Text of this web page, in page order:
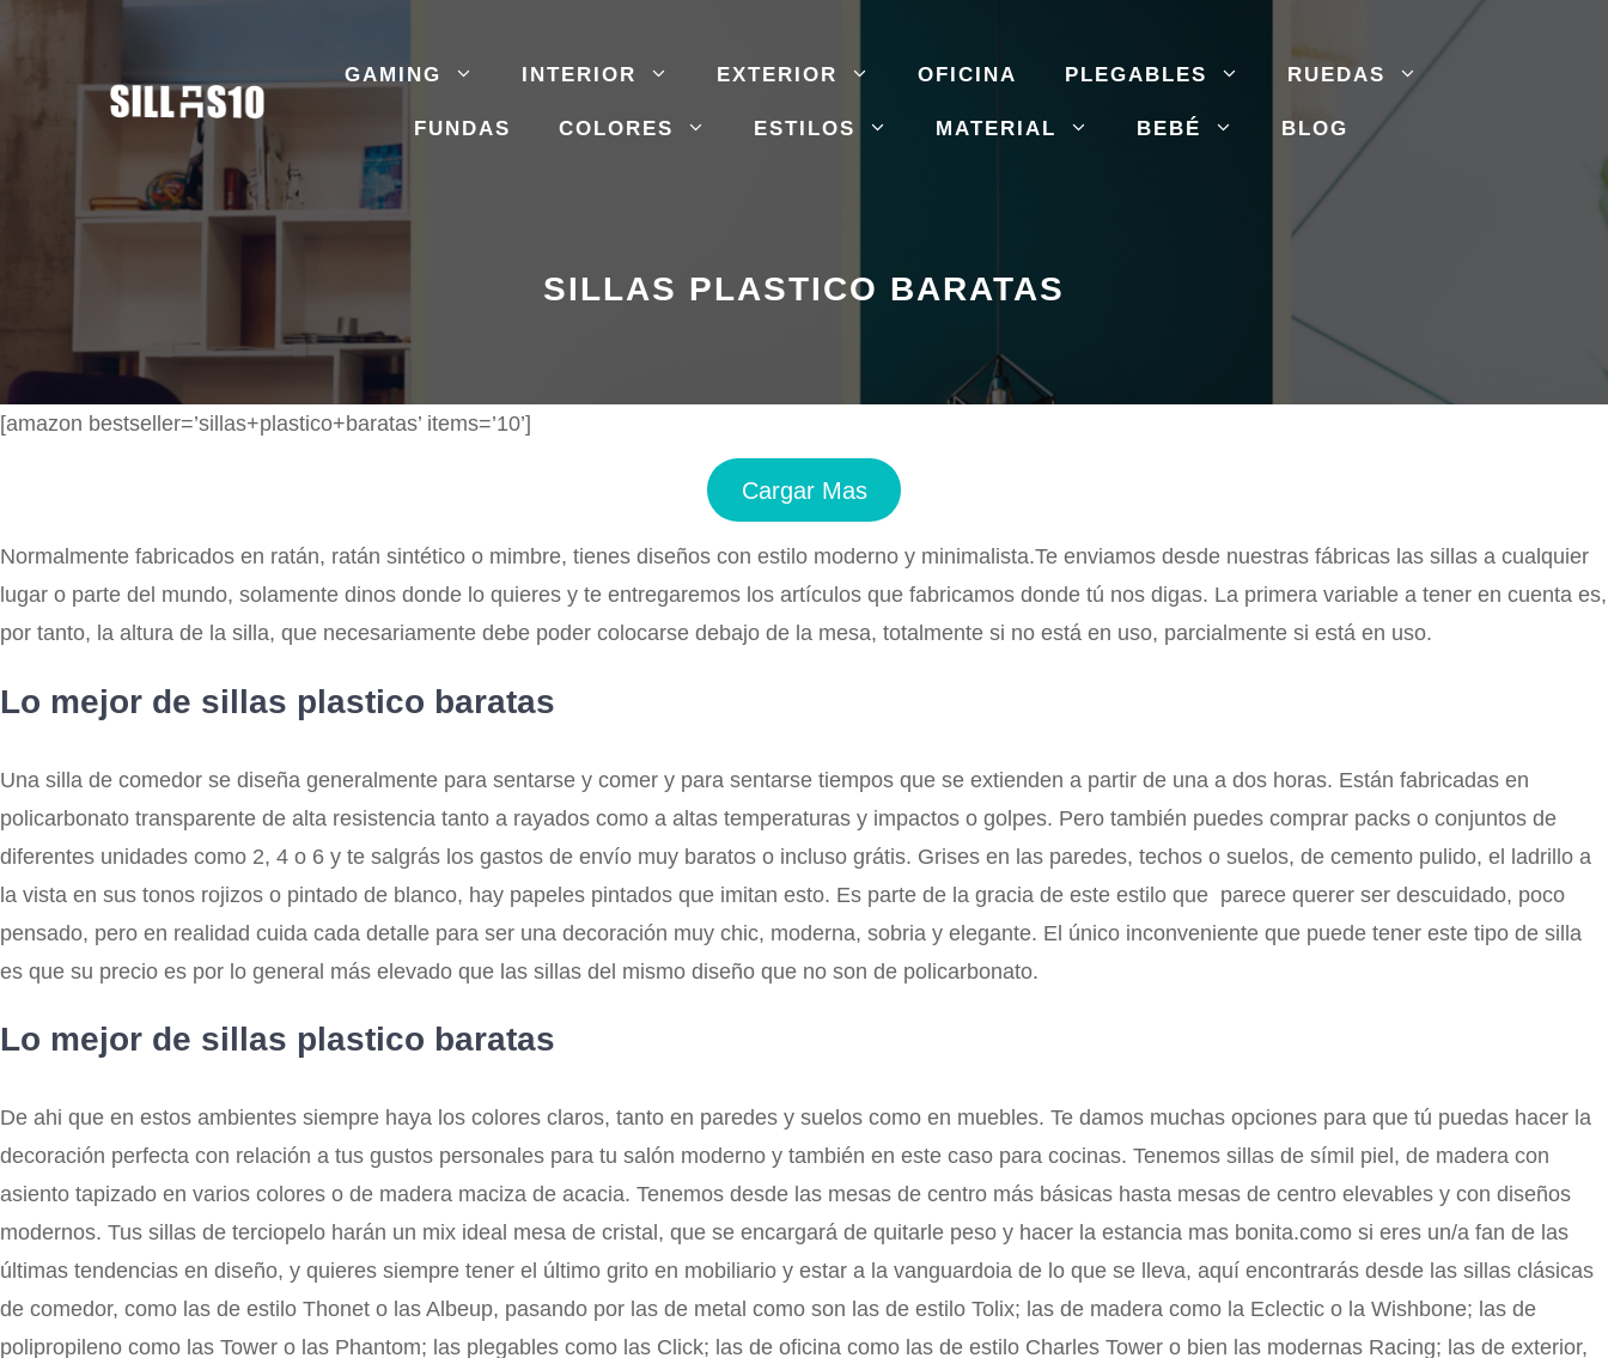
contenido
GAMING INTERIOR EXTERIOR OFICINA PLEGABLES RUEDAS
FUNDAS COLORES ESTILOS MATERIAL BEBÉ BLOG
SILLAS PLASTICO BARATAS
[amazon bestseller=’sillas+plastico+baratas’ items=’10’]
Cargar Mas
Normalmente fabricados en ratán, ratán sintético o mimbre, tienes diseños con estilo moderno y minimalista.Te enviamos desde nuestras fábricas las sillas a cualquier
lugar o parte del mundo, solamente dinos donde lo quieres y te entregaremos los artículos que fabricamos donde tú nos digas. La primera variable a tener en cuenta es,
por tanto, la altura de la silla, que necesariamente debe poder colocarse debajo de la mesa, totalmente si no está en uso, parcialmente si está en uso.
Lo mejor de sillas plastico baratas
Una silla de comedor se diseña generalmente para sentarse y comer y para sentarse tiempos que se extienden a partir de una a dos horas. Están fabricadas en
policarbonato transparente de alta resistencia tanto a rayados como a altas temperaturas y impactos o golpes. Pero también puedes comprar packs o conjuntos de
diferentes unidades como 2, 4 o 6 y te salgrás los gastos de envío muy baratos o incluso grátis. Grises en las paredes, techos o suelos, de cemento pulido, el ladrillo a
la vista en sus tonos rojizos o pintado de blanco, hay papeles pintados que imitan esto. Es parte de la gracia de este estilo que parece querer ser descuidado, poco
pensado, pero en realidad cuida cada detalle para ser una decoración muy chic, moderna, sobria y elegante. El único inconveniente que puede tener este tipo de silla
es que su precio es por lo general más elevado que las sillas del mismo diseño que no son de policarbonato.
Lo mejor de sillas plastico baratas
De ahi que en estos ambientes siempre haya los colores claros, tanto en paredes y suelos como en muebles. Te damos muchas opciones para que tú puedas hacer la
decoración perfecta con relación a tus gustos personales para tu salón moderno y también en este caso para cocinas. Tenemos sillas de símil piel, de madera con
asiento tapizado en varios colores o de madera maciza de acacia. Tenemos desde las mesas de centro más básicas hasta mesas de centro elevables y con diseños
modernos. Tus sillas de terciopelo harán un mix ideal mesa de cristal, que se encargará de quitarle peso y hacer la estancia mas bonita.como si eres un/a fan de las
últimas tendencias en diseño, y quieres siempre tener el último grito en mobiliario y estar a la vanguardoia de lo que se lleva, aquí encontrarás desde las sillas clásicas
de comedor, como las de estilo Thonet o las Albeup, pasando por las de metal como son las de estilo Tolix; las de madera como la Eclectic o la Wishbone; las de
polipropileno como las Tower o las Phantom; las plegables como las Click; las de oficina como las de estilo Charles Tower o bien las modernas Racing; las de exterior,